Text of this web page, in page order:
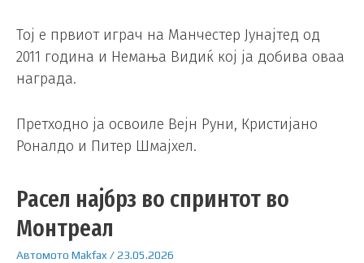
Тој е првиот играч на Манчестер Јунајтед од
2011 година и Немања Видиќ кој ја добива оваа
награда.
Претходно ја освоиле Вејн Руни, Кристијано
Роналдо и Питер Шмајхел.
Расел најбрз во спринтот во
Монтреал
Автомото Makfax /23.05.2026